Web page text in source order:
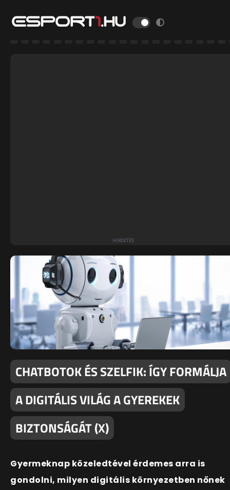
CHATBOTOK ÉS SZELFIK: ÍGY FORMÁLJA
A DIGITÁLIS VILÁG A GYEREKEK
BIZTONSÁGÁT (X)
Gyermeknap közeledtével érdemes arra is
gondolni, milyen digitális környezetben nőnek